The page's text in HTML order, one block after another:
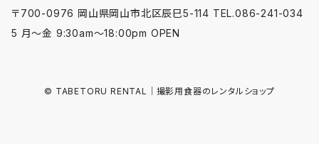
〒700-0976 岡山県岡山市北区辰巳5-114 TEL.086-241-034
5 月〜金 9:30am〜18:00pm OPEN
© TABETORU RENTAL｜撮影用食器のレンタルショップ